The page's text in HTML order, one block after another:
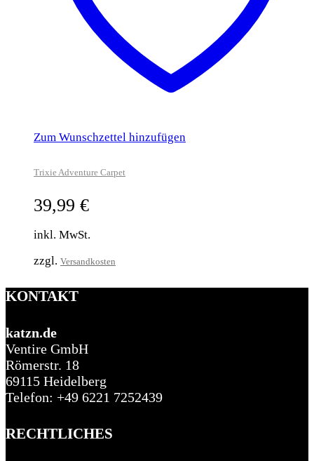
Zum Wunschzettel hinzufügen
Trixie Adventure Carpet
39,99 €
inkl. MwSt.
zzgl. Versandkosten
KONTAKT
katzn.de
Ventire GmbH
Römerstr. 18
69115 Heidelberg
Telefon: +49 6221 7252439
RECHTLICHES